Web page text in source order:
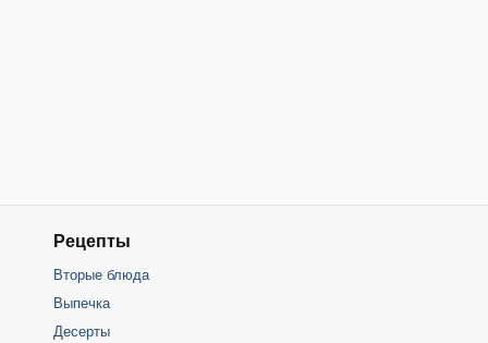
Рецепты
Вторые блюда
Выпечка
Десерты